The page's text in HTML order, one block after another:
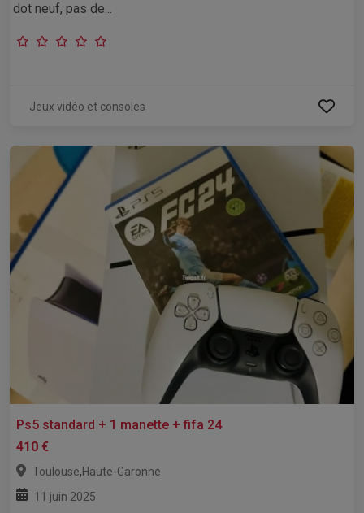
dot neuf, pas de...
Jeux vidéo et consoles
Ps5 standard + 1 manette + fifa 24
410 €
Toulouse,Haute-Garonne
11 juin 2025